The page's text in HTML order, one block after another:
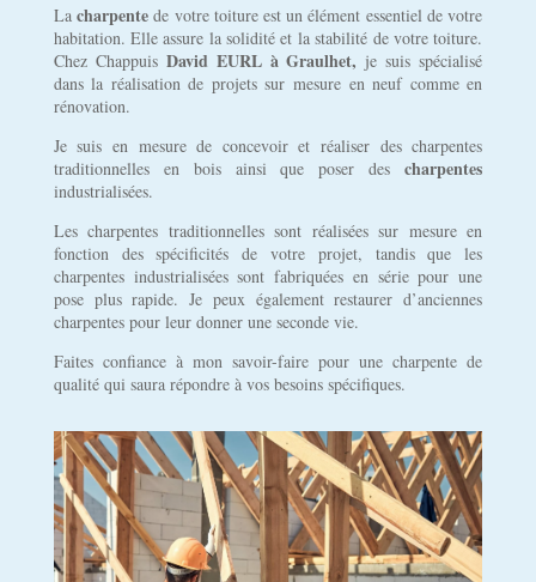
Lacharpente de votre toiture est un élément essentiel de votre
habitation. Elle assure la solidité et la stabilité de votre toiture.
Chez Chappuis David EURL à Graulhet, je suis spécialisé
dans la réalisation de projets sur mesure en neuf comme en
rénovation.
Je suis en mesure de concevoir et réaliser des charpentes
traditionnelles en bois ainsi que poser descharpentes
industrialisées.
Les charpentes traditionnelles sont réalisées sur mesure en
fonction des spécificités de votre projet, tandis que les
charpentes industrialisées sont fabriquées en série pour une
pose plus rapide. Je peux également restaurer d’anciennes
charpentes pour leur donner une seconde vie.
Faites confiance à mon savoir-faire pour une charpente de
qualité qui saura répondre à vos besoins spécifiques.